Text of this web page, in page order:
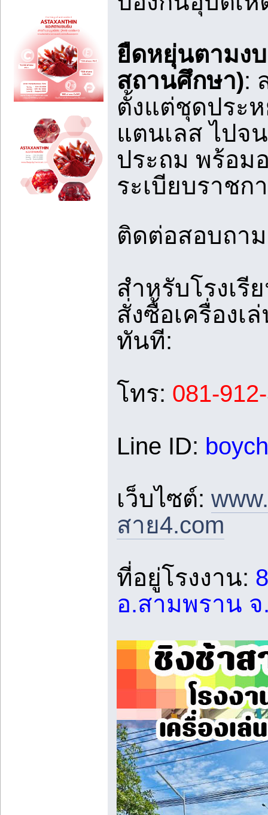
ยืดหยุ่นตามง
สถานศึกษา):
ตั้งแต่ชุดประ
แตนเลส ไปจ
ประถม พร้อม
ระเบียบราชก
ติดต่อสอบถา
สำหรับโรงเ
สั่งซื้อเครื่องเ
ทันที:
โทร: 081-
Line ID:
เว็บไซต์:
สาย4.com
ที่อยู่โรงงาน:
อ.สามพราน